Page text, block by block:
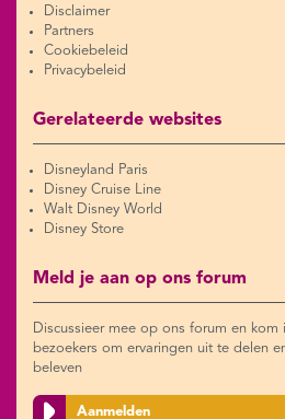
Disclaimer
Partners
Cookiebeleid
Privacybeleid
Gerelateerde websites
Disneyland Paris
Disney Cruise Line
Walt Disney World
Disney Store
Meld je aan op ons forum
Discussieer mee op ons forum en kom
bezoekers om ervaringen uit te delen
beleven
Aanmelden